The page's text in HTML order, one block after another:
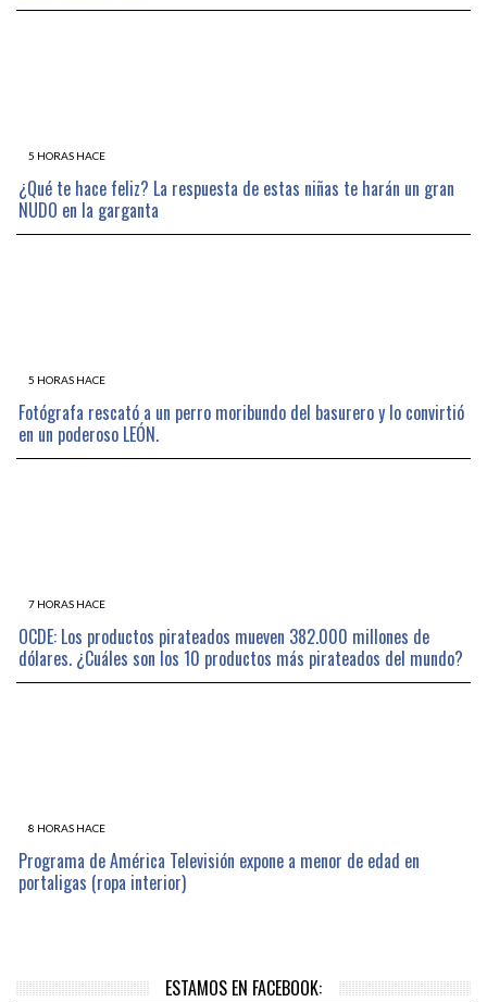
5 HORAS HACE
¿Qué te hace feliz? La respuesta de estas niñas te harán un gran
NUDO en la garganta
5 HORAS HACE
Fotógrafa rescató a un perro moribundo del basurero y lo convirtió
en un poderoso LEÓN.
7 HORAS HACE
OCDE: Los productos pirateados mueven 382.000 millones de
dólares. ¿Cuáles son los 10 productos más pirateados del mundo?
8 HORAS HACE
Programa de América Televisión expone a menor de edad en
portaligas (ropa interior)
ESTAMOS EN FACEBOOK: